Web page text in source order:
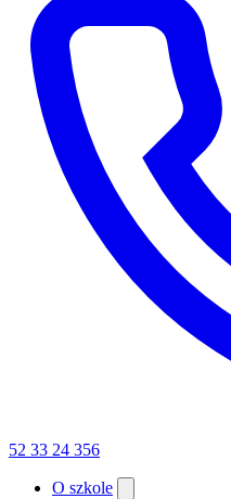
52 33 24 356
O szkole